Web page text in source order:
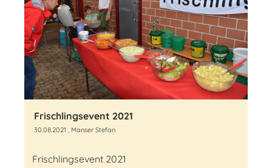
Frischlingsevent 2021
30.08.2021 , Manser Stefan
Frischlingsevent 2021